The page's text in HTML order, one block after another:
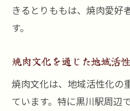
きるとりももは、焼肉愛好
す。
焼肉文化を通じた地域活
焼肉文化は、地域活性化の
ています。特に黒川駅周辺